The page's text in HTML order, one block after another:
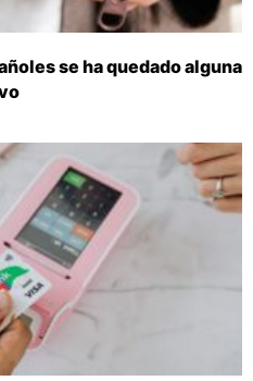
se ha quedado alguna